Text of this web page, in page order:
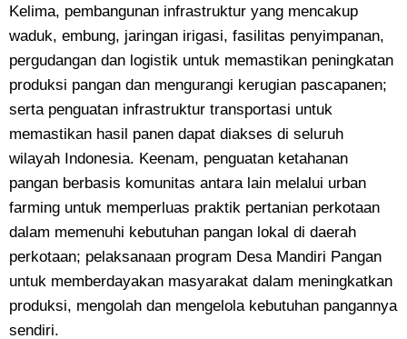
Kelima, pembangunan infrastruktur yang mencakup
waduk, embung, jaringan irigasi, fasilitas penyimpanan,
pergudangan dan logistik untuk memastikan peningkatan
produksi pangan dan mengurangi kerugian pascapanen;
serta penguatan infrastruktur transportasi untuk
memastikan hasil panen dapat diakses di seluruh
wilayah Indonesia. Keenam, penguatan ketahanan
pangan berbasis komunitas antara lain melalui urban
farming untuk memperluas praktik pertanian perkotaan
dalam memenuhi kebutuhan pangan lokal di daerah
perkotaan; pelaksanaan program Desa Mandiri Pangan
untuk memberdayakan masyarakat dalam meningkatkan
produksi, mengolah dan mengelola kebutuhan pangannya
sendiri.